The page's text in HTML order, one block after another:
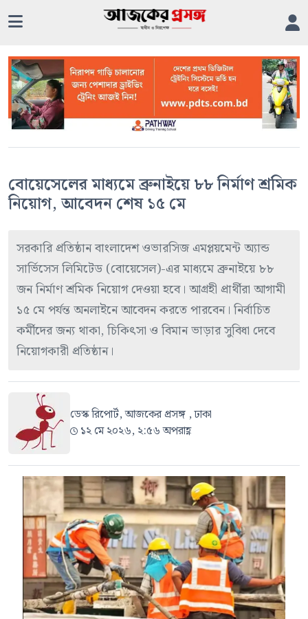
বোয়েসেলের মাধ্যমে ব্রুনাইয়ে ৮৮ নির্মাণ শ্রমিক
নিয়োগ, আবেদন শেষ ১৫ মে
সরকারি প্রতিষ্ঠান বাংলাদেশ ওভারসিজ এমপ্লয়মেন্ট অ্যান্ড
সার্ভিসেস লিমিটেড (বোয়েসেল)-এর মাধ্যমে ব্রুনাইয়ে ৮৮
জন নির্মাণ শ্রমিক নিয়োগ দেওয়া হবে। আগ্রহী প্রার্থীরা আগামী
১৫ মে পর্যন্ত অনলাইনে আবেদন করতে পারবেন। নির্বাচিত
কর্মীদের জন্য থাকা, চিকিৎসা ও বিমান ভাড়ার সুবিধা দেবে
নিয়োগকারী প্রতিষ্ঠান।
ডেস্ক রিপোর্ট, আজকের প্রসঙ্গ , ঢাকা
১২ মে ২০২৬, ২:৫৬ অপরাহ্ণ